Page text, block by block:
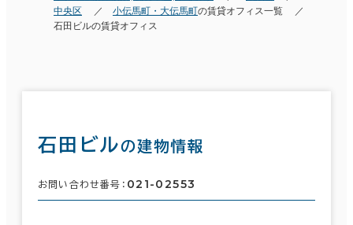
中央区
小伝馬町・大伝馬町の賃貸オフィス一覧
石田ビルの賃貸オフィス
石田ビルの建物情報
お問い合わせ番号： 021-02553